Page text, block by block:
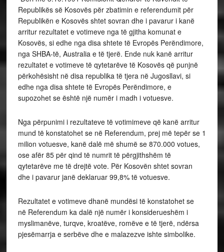
Republikës së Kosovës për zbatimin e referendumit për
Republikën e Kosovës shtet sovran dhe i pavarur i kanë
arritur rezultatet e votimeve nga të gjitha komunat e
Kosovës, si edhe nga disa shtete të Evropës Perëndimore,
nga SHBA-të, Australia e të tjerë. Ende nuk kanë arritur
rezultatet e votimeve të qytetarëve të Kosovës që punjnë
përkohësisht në disa republika të tjera në Jugosllavi, si
edhe nga disa shtete të Evropës Perëndimore, e
supozohet se është një numër i madh i votuesve.
Nga përpunimi i rezultateve të votimimeve që kanë arritur
mund të konstatohet se në Referendum, prej më tepër se 1
milion votuesve, kanë dalë më shumë se 870.000 votues,
ose afër 85 për qind të numrit të përgjithshëm të
qytetarëve me të drejtë vote. Për Kosovën shtet sovran
dhe i pavarur janë deklaruar 99,8% të votuesve.
Rezultatet e votimeve dhanë mundësi të konstatohet se
në Referendum ka dalë një numër i konsiderueshëm i
myslimanëve, turqve, kroatëve, romëve e të tjerë, ndërsa
pjesëmarrja e serbëve dhe e malazezve ishte simbolike.